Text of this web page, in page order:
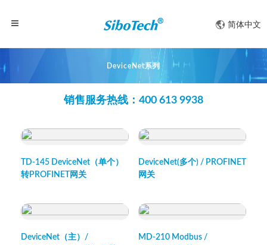
简体中文
DeviceNet系列
销售服务热线：400 613 9938
TD-145 DeviceNet（单个）
转PROFINET网关
DeviceNet(多个) / PROFINET
网关
DeviceNet（主）/
MD-210 Modbus /